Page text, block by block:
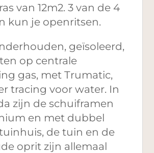
van 12m2. 3 van de 4
kun je openritsen.
geïsoleerd,
op centrale
gas, met Trumatic,
tracing voor water. In
zijn de schuiframen
en met dubbel
de tuin en de
oprit zijn allemaal